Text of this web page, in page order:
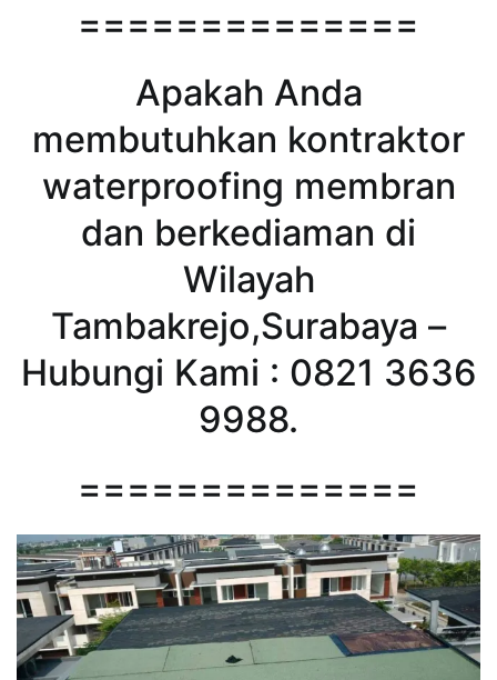
==============
Apakah Anda
membutuhkan kontraktor
waterproofing membran
dan berkediaman di
Wilayah
Tambakrejo,Surabaya –
Hubungi Kami : 0821 3636
9988.
==============